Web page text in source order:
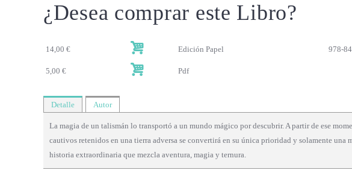
¿Desea comprar este Libro?
14,00 € Edición Papel 978-
5,00 € Pdf
Detalle Autor
La magia de un talismán lo transportó a un mundo mágico por descubrir. A partir de ese
cautivos retenidos en una tierra adversa se convertirá en su única prioridad y solamente
historia extraordinaria que mezcla aventura, magia y ternura.